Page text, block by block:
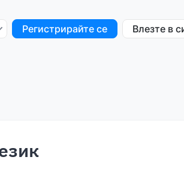
Регистрирайте се Влезте в